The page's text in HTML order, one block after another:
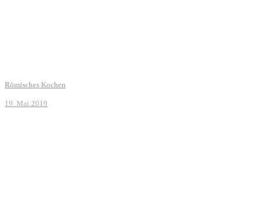
Römisches Kochen
19. Mai 2019